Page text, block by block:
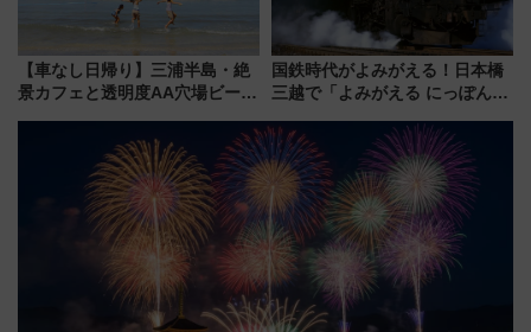
【車なし日帰り】三浦半島・絶
景カフェと透明度AA穴場ビーチ
用してストレスフリー旅へ行こ
国鉄時代がよみがえる！日本橋
三越で「よみがえる にっぽんの
敬の名作写真も、駅弁フェスも
同時開催！